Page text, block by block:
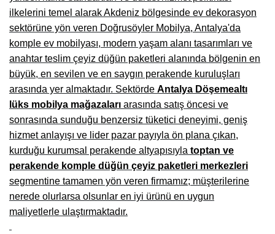
Burdur Mobilya İmalatçıları, Fabrikaları, Mağazaları
Eskişehir Mobilyacılar, Mobilya Mağazaları, Firmaları
Isparta Mobilyacılar, Mobilya Mağazaları, Fabrikaları
Çankırı Mobilyacılar, Mobilya Mağazaları, İmalatçıları
Mersin Mobilyacılar, Mobilya Mağazaları, Üreticileri
Antalya Mobilyacıları, Mobilya Mağazaları, Firmaları
Bolu Mobilyacılar, Mobilya Mağazaları, İmalatçıları
Kırklareli Mobilyacılar, Mobilya Firmaları, Mağazaları
Muğla Mobilyacılar, Mobilya Mağazaları, İmalatçıları
ilkelerini temel alarak Akdeniz bölgesinde ev dekorasyon
sektörüne yön veren Doğrusöyler Mobilya, Antalya'da
komple ev mobilyası, modern yaşam alanı tasarımları ve
anahtar teslim çeyiz düğün paketleri alanında bölgenin en
büyük, en sevilen ve en saygın perakende kuruluşları
arasında yer almaktadır. Sektörde Antalya Döşemealtı
lüks mobilya mağazaları arasında satış öncesi ve
sonrasında sunduğu benzersiz tüketici deneyimi, geniş
hizmet anlayışı ve lider pazar payıyla ön plana çıkan,
kurduğu kurumsal perakende altyapısıyla toptan ve
perakende komple düğün çeyiz paketleri merkezleri
segmentine tamamen yön veren firmamız; müşterilerine
nerede olurlarsa olsunlar en iyi ürünü en uygun
maliyetlerle ulaştırmaktadır.